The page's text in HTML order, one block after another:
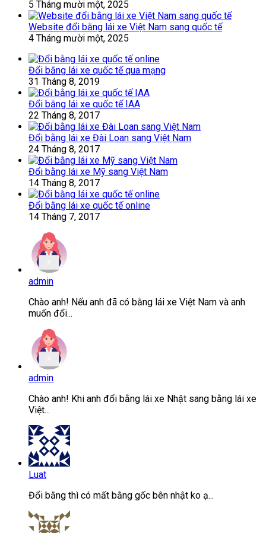
5 Tháng mười một, 2025
Website đổi bằng lái xe Việt Nam sang quốc tế
4 Tháng mười một, 2025
Đổi bằng lái xe quốc tế qua mạng
31 Tháng 8, 2019
Đổi bằng lái xe quốc tế IAA
22 Tháng 8, 2017
Đổi bằng lái xe Đài Loan sang Việt Nam
24 Tháng 8, 2017
Đổi bằng lái xe Mỹ sang Việt Nam
14 Tháng 8, 2017
Đổi bằng lái xe quốc tế online
14 Tháng 7, 2017
admin
Chào anh! Nếu anh đã có bằng lái xe Việt Nam và anh
muốn đổi...
admin
Chào anh! Khi anh đổi bằng lái xe Nhật sang bằng lái xe
Việt...
Luat
Đổi bằng thì có mất bằng gốc bên nhật ko ạ...